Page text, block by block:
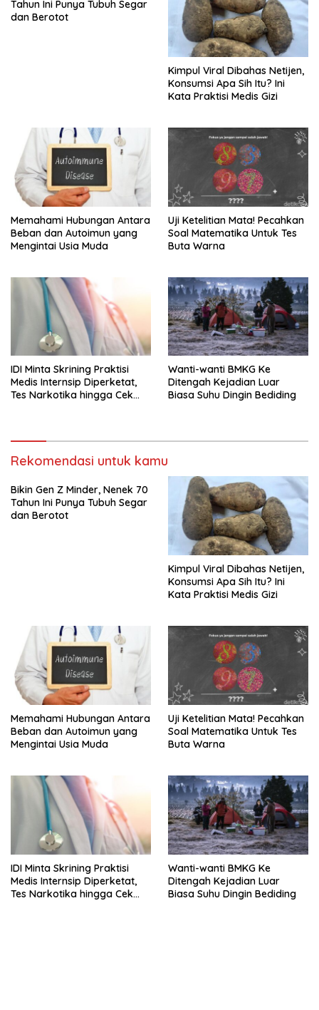
Tahun Ini Punya Tubuh Segar
dan Berotot
Kimpul Viral Dibahas Netijen,
Konsumsi Apa Sih Itu? Ini
Kata Praktisi Medis Gizi
Memahami Hubungan Antara
Beban dan Autoimun yang
Mengintai Usia Muda
Uji Ketelitian Mata! Pecahkan
Soal Matematika Untuk Tes
Buta Warna
IDI Minta Skrining Praktisi
Medis Internsip Diperketat,
Tes Narkotika hingga Cek
Wanti-wanti BMKG Ke
Ditengah Kejadian Luar
Biasa Suhu Dingin Bediding
Rekomendasi untuk kamu
Bikin Gen Z Minder, Nenek 70
Tahun Ini Punya Tubuh Segar
dan Berotot
Kimpul Viral Dibahas Netijen,
Konsumsi Apa Sih Itu? Ini
Kata Praktisi Medis Gizi
Memahami Hubungan Antara
Beban dan Autoimun yang
Mengintai Usia Muda
Uji Ketelitian Mata! Pecahkan
Soal Matematika Untuk Tes
Buta Warna
IDI Minta Skrining Praktisi
Medis Internsip Diperketat,
Tes Narkotika hingga Cek
Wanti-wanti BMKG Ke
Ditengah Kejadian Luar
Biasa Suhu Dingin Bediding